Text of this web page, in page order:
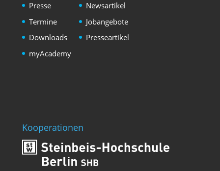
Presse
Termine
Downloads
myAcademy
Newsartikel
Jobangebote
Presseartikel
Kooperationen